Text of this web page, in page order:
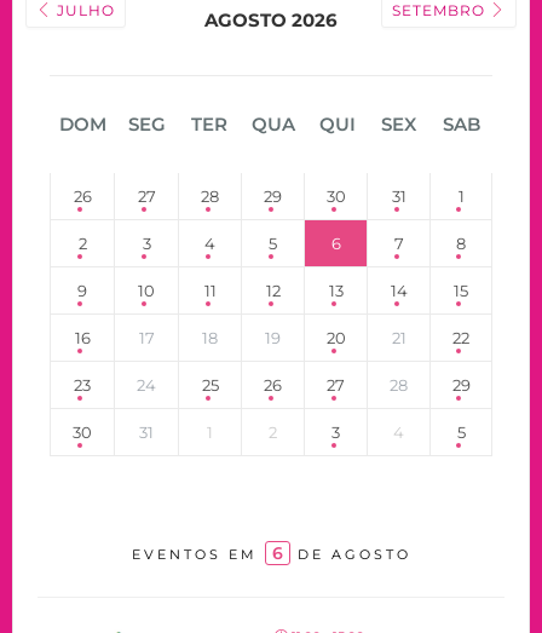
JULHO AGOSTO 2026 SETEMBRO
DOM SEG TER QUA QUI SEX SAB
26 27 28 29 30 31 1
2 3 4 5 6 7 8
9 10 11 12 13 14 15
16 17 18 19 20 21 22
23 24 25 26 27 28 29
30 31 1 2 3 4 5
EVENTOS EM 6 DE AGOSTO